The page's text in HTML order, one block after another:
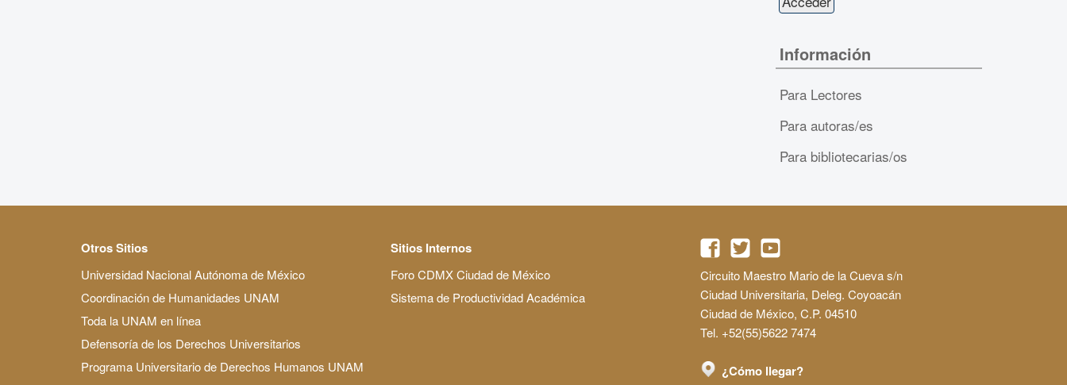
Información
Para Lectores
Para autoras/es
Para bibliotecarias/os
Otros Sitios
Universidad Nacional Autónoma de México
Coordinación de Humanidades UNAM
Toda la UNAM en línea
Defensoría de los Derechos Universitarios
Programa Universitario de Derechos Humanos UNAM
Sitios Internos
Foro CDMX Ciudad de México
Sistema de Productividad Académica
Circuito Maestro Mario de la Cueva s/n
Ciudad Universitaria, Deleg. Coyoacán
Ciudad de México, C.P. 04510
Tel. +52(55)5622 7474
¿Cómo llegar?